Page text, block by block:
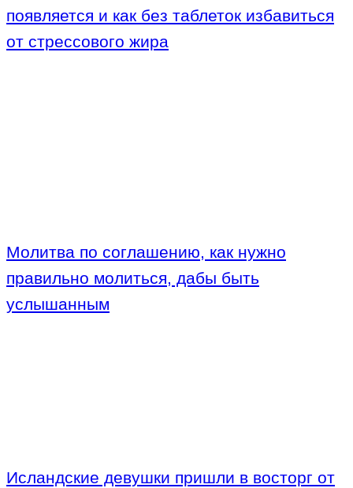
появляется и как без таблеток избавиться
от стрессового жира
Молитва по соглашению, как нужно
правильно молиться, дабы быть
услышанным
Исландские девушки пришли в восторг от